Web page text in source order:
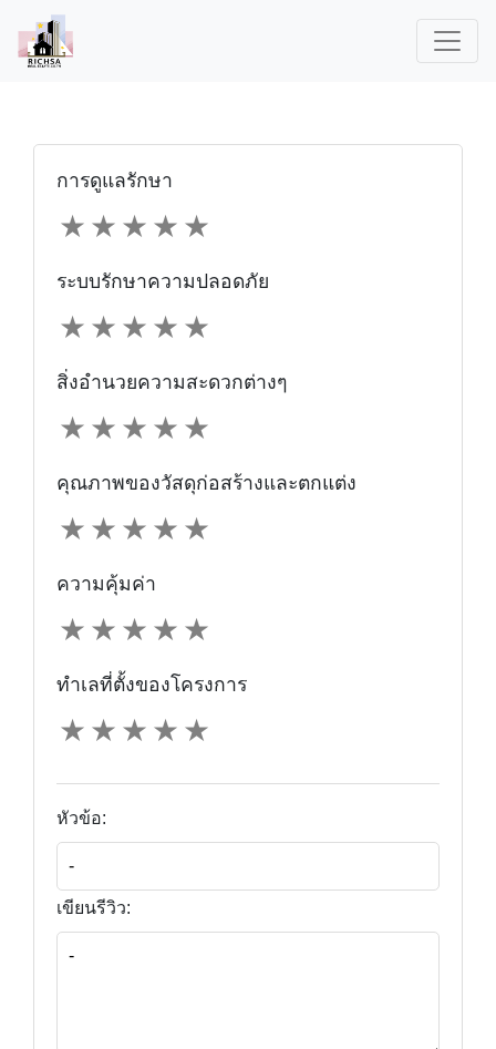
การดูแลรักษา
★
★
★
★
★
ระบบรักษาความปลอดภัย
★
★
★
★
★
สิ่งอำนวยความสะดวกต่างๆ
★
★
★
★
★
คุณภาพของวัสดุก่อสร้างและตกแต่ง
★
★
★
★
★
ความคุ้มค่า
★
★
★
★
★
ทำเลที่ตั้งของโครงการ
★
★
★
★
★
หัวข้อ:
เขียนรีวิว: